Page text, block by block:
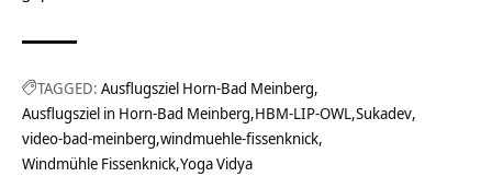
TAGGED: Ausflugsziel Horn-Bad Meinberg
Ausflugsziel in Horn-Bad Meinberg HBM-LIP-OWL Sukadev
video-bad-meinberg windmuehle-fissenknick
Yoga Vidya